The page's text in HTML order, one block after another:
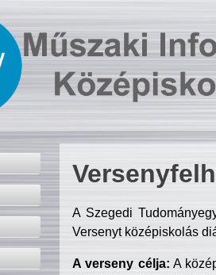
A Szegedi
Versenyt középiskolás
A verseny célja: A